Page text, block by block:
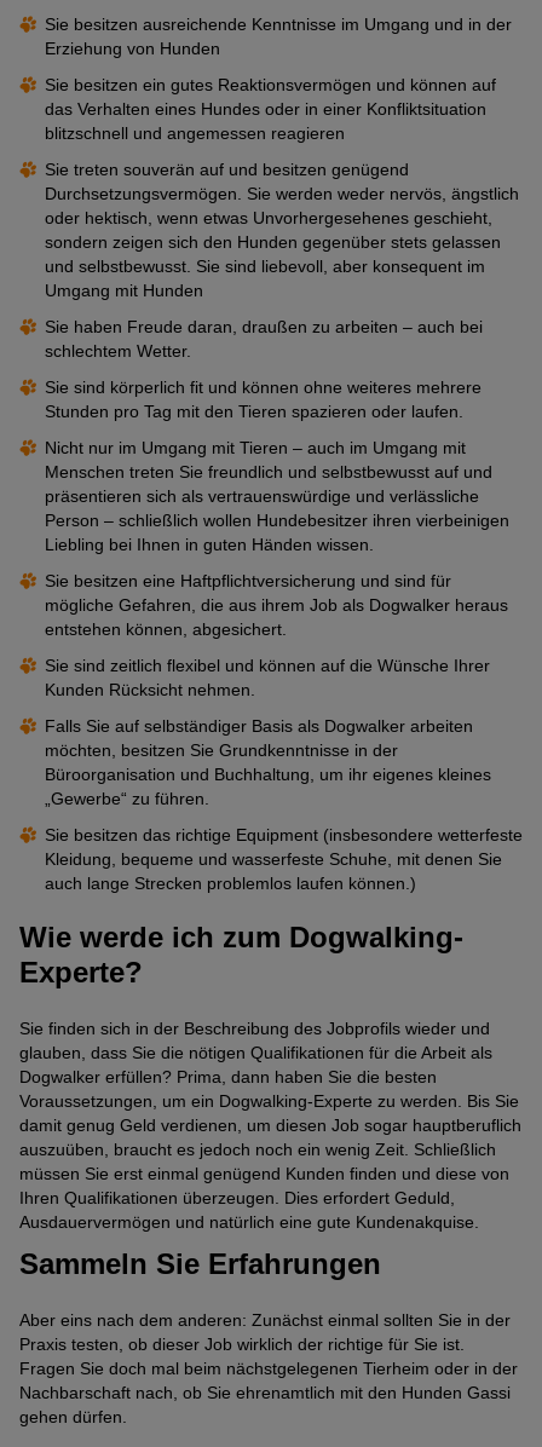
Sie besitzen ausreichende Kenntnisse im Umgang und in der
Erziehung von Hunden
Sie besitzen ein gutes Reaktionsvermögen und können auf
das Verhalten eines Hundes oder in einer Konfliktsituation
blitzschnell und angemessen reagieren
Sie treten souverän auf und besitzen genügend
Durchsetzungsvermögen. Sie werden weder nervös, ängstlich
oder hektisch, wenn etwas Unvorhergesehenes geschieht,
sondern zeigen sich den Hunden gegenüber stets gelassen
und selbstbewusst. Sie sind liebevoll, aber konsequent im
Umgang mit Hunden
Sie haben Freude daran, draußen zu arbeiten – auch bei
schlechtem Wetter.
Sie sind körperlich fit und können ohne weiteres mehrere
Stunden pro Tag mit den Tieren spazieren oder laufen.
Nicht nur im Umgang mit Tieren – auch im Umgang mit
Menschen treten Sie freundlich und selbstbewusst auf und
präsentieren sich als vertrauenswürdige und verlässliche
Person – schließlich wollen Hundebesitzer ihren vierbeinigen
Liebling bei Ihnen in guten Händen wissen.
Sie besitzen eine Haftpflichtversicherung und sind für
mögliche Gefahren, die aus ihrem Job als Dogwalker heraus
entstehen können, abgesichert.
Sie sind zeitlich flexibel und können auf die Wünsche Ihrer
Kunden Rücksicht nehmen.
Falls Sie auf selbständiger Basis als Dogwalker arbeiten
möchten, besitzen Sie Grundkenntnisse in der
Büroorganisation und Buchhaltung, um ihr eigenes kleines
„Gewerbe“ zu führen.
Sie besitzen das richtige Equipment (insbesondere wetterfeste
Kleidung, bequeme und wasserfeste Schuhe, mit denen Sie
auch lange Strecken problemlos laufen können.)
Wie werde ich zum Dogwalking-
Experte?
Sie finden sich in der Beschreibung des Jobprofils wieder und
glauben, dass Sie die nötigen Qualifikationen für die Arbeit als
Dogwalker erfüllen? Prima, dann haben Sie die besten
Voraussetzungen, um ein Dogwalking-Experte zu werden. Bis Sie
damit genug Geld verdienen, um diesen Job sogar hauptberuflich
auszuüben, braucht es jedoch noch ein wenig Zeit. Schließlich
müssen Sie erst einmal genügend Kunden finden und diese von
Ihren Qualifikationen überzeugen. Dies erfordert Geduld,
Ausdauervermögen und natürlich eine gute Kundenakquise.
Sammeln Sie Erfahrungen
Aber eins nach dem anderen: Zunächst einmal sollten Sie in der
Praxis testen, ob dieser Job wirklich der richtige für Sie ist.
Fragen Sie doch mal beim nächstgelegenen Tierheim oder in der
Nachbarschaft nach, ob Sie ehrenamtlich mit den Hunden Gassi
gehen dürfen.